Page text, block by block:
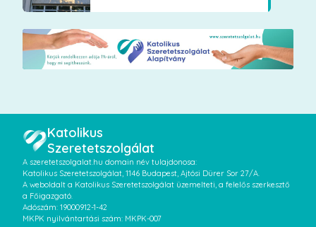
Katolikus
Szeretetszolgálat
A szeretetszolgalat.hu domain név tulajdonosa:
Katolikus Szeretetszolgálat, 1146 Budapest, Ajtósi Dürer Sor 27/A.
A weboldalt a Katolikus Szeretetszolgálat üzemelteti, a felelős szerkesztő
a Főigazgató.
Adószám: 19000912-1-42
MKPK nyilvántartási szám: MKPK-007